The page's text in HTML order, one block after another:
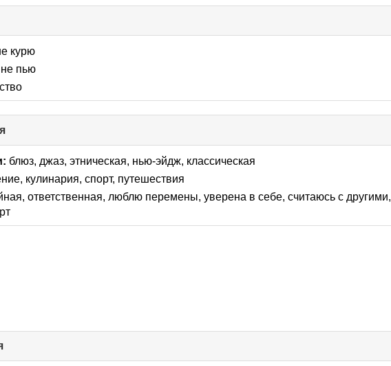
курю
не пью
to
collapse
блюз, джаз, этническая, нью-эйдж, классическая
кулинария, спорт, путешествия
ответственная, люблю перемены, уверена в себе, считаюсь с другими,
to